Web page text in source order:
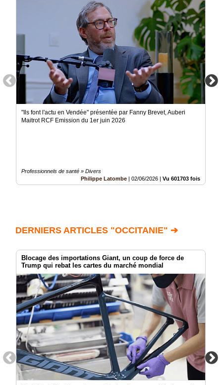
"Ils font l'actu en Vendée" présentée par Fanny Brevet, Auberi
Maitrot RCF Emission du 1er juin 2026
Professionnels de santé » Divers
Philippe Latombe | 02/06/2026 | Vu 601703 fois
DERNIERS ARTICLES "OCCITANIE" ➔
Blocage des importations Giant, un coup de force de
Trump qui rebat les cartes du marché mondial